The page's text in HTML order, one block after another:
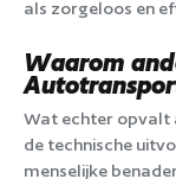
als zorgeloos en
Waarom
Wat echter opvalt
de technische
menselijke